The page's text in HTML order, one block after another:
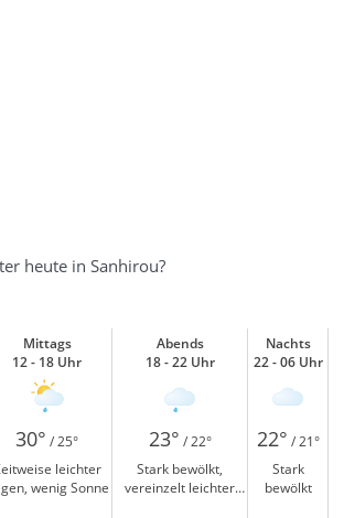
heute in Sanhirou?
Mittags
12 - 18 Uhr
Abends
18 - 22 Uhr
Nachts
22 - 06 Uhr
30° / 25° 23° / 22° 22° / 21°
leichter
wenig Sonne
Stark bewölkt,
vereinzelt leichter
Stark
bewölkt